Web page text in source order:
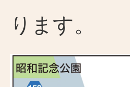
ります。